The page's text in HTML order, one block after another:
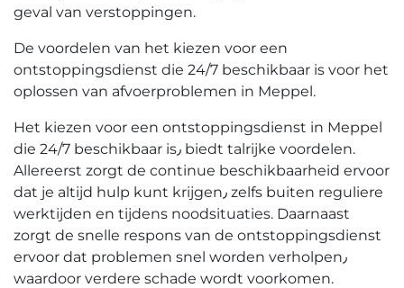
geval van verstoppingen.
De voordelen van het kiezen voor een
ontstoppingsdienst die 24/7 beschikbaar is voor het
oplossen van afvoerproblemen in Meppel.​
Het kiezen voor een ontstoppingsdienst in Meppel
die 24/7 beschikbaar is٫ biedt talrijke voordelen.​
Allereerst zorgt de continue beschikbaarheid ervoor
dat je altijd hulp kunt krijgen٫ zelfs buiten reguliere
werktijden en tijdens noodsituaties. Daarnaast
zorgt de snelle respons van de ontstoppingsdienst
ervoor dat problemen snel worden verholpen٫
waardoor verdere schade wordt voorkomen.​